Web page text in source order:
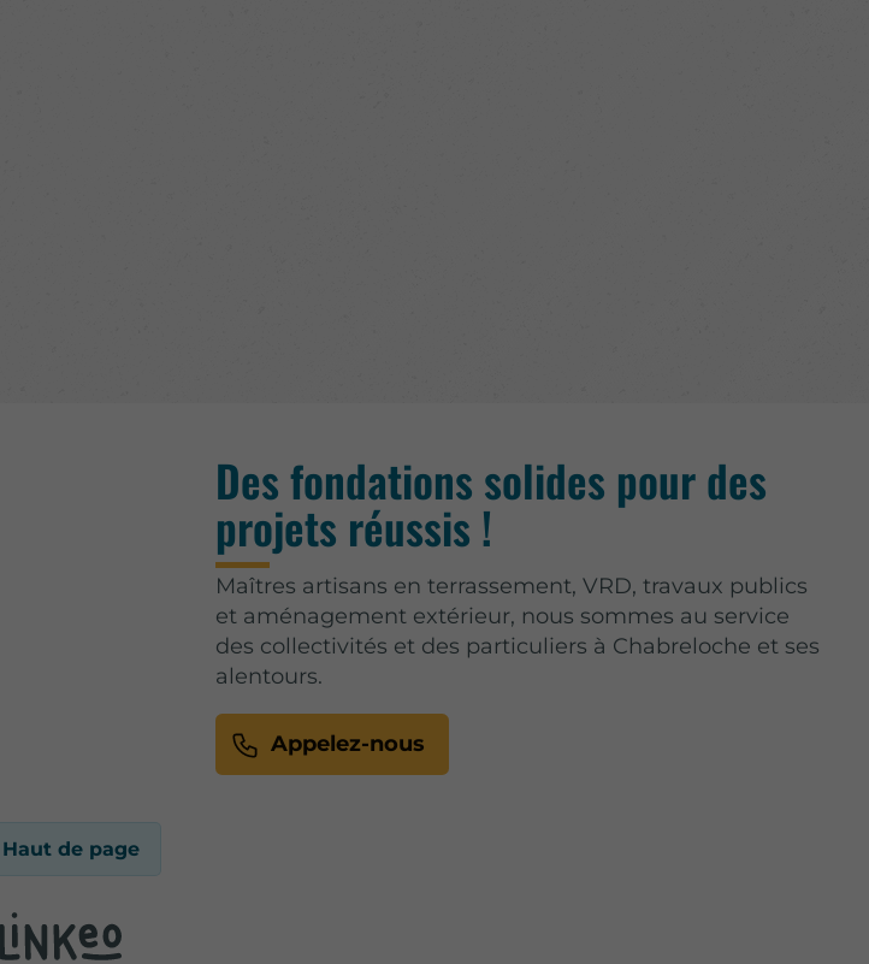
Des fondations solides pour des
projets réussis !
Maîtres artisans en terrassement, VRD, travaux publics
et aménagement extérieur, nous sommes au service
des collectivités et des particuliers à Chabreloche et ses
alentours.
Appelez-nous
Haut de page